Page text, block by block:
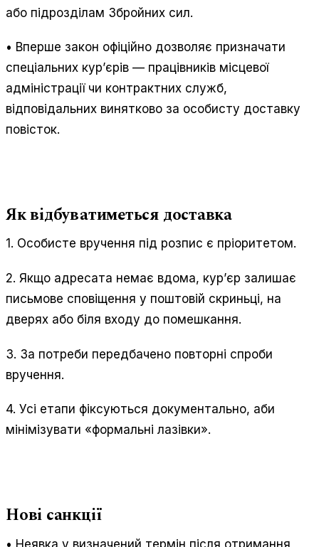
або підрозділам Збройних сил.
• Вперше закон офіційно дозволяє призначати
спеціальних кур’єрів — працівників місцевої
адміністрації чи контрактних служб,
відповідальних винятково за особисту доставку
повісток.
Як відбуватиметься доставка
1. Особисте вручення під розпис є пріоритетом.
2. Якщо адресата немає вдома, кур’єр залишає
письмове сповіщення у поштовій скриньці, на
дверях або біля входу до помешкання.
3. За потреби передбачено повторні спроби
вручення.
4. Усі етапи фіксуються документально, аби
мінімізувати «формальні лазівки».
Нові санкції
• Неявка у визначений термін після отримання